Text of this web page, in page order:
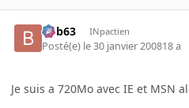
bob63 INpactien
Posté(e) le 30 janvier 200818 a
Je suis a 720Mo avec IE et MSN